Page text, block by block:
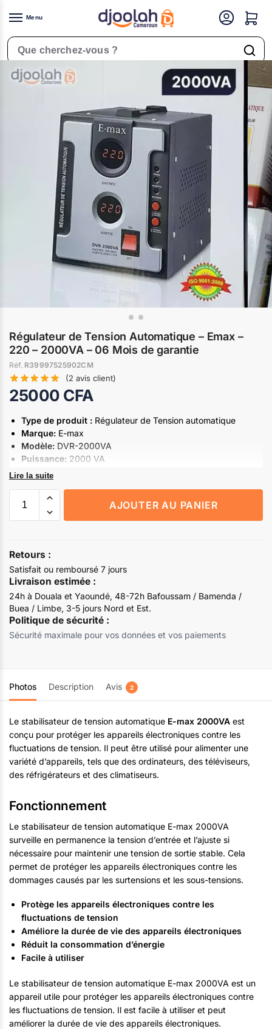
Menu
Rechercher un produit
Accueil Électronique / Electricité Régulateur de Tension Automatique – Emax – 220 – 2000VA – 06 Mois de garantie
Régulateur de Tension Automatique – Emax –
220 – 2000VA – 06 Mois de garantie
Réf. R39997525902CM
(2 avis client)
25000 CFA
Type de produit : Régulateur de Tension automatique
Marque: E-max
Modèle: DVR-2000VA
Puissance: 2000 VA
Tension d’entrée:
Garantie:
Lire la suite
AJOUTER AU PANIER
Retours :
Satisfait ou remboursé 7 jours
Livraison estimée :
24h à Douala et Yaoundé, 48-72h Bafoussam / Bamenda /
Buea / Limbe, 3-5 jours Nord et Est.
Politique de sécurité :
Sécurité maximale pour vos données et vos paiements
Photos Description Avis 2
Le stabilisateur de tension automatique E-max 2000VA est
conçu pour protéger les appareils électroniques contre les
fluctuations de tension. Il peut être utilisé pour alimenter une
variété d’appareils, tels que des ordinateurs, des téléviseurs,
des réfrigérateurs et des climatiseurs.
Fonctionnement
Le stabilisateur de tension automatique E-max 2000VA
surveille en permanence la tension d’entrée et l’ajuste si
nécessaire pour maintenir une tension de sortie stable. Cela
permet de protéger les appareils électroniques contre les
dommages causés par les surtensions et les sous-tensions.
Protège les appareils électroniques contre les
fluctuations de tension
Améliore la durée de vie des appareils électroniques
Réduit la consommation d’énergie
Facile à utiliser
Le stabilisateur de tension automatique E-max 2000VA est un
appareil utile pour protéger les appareils électroniques contre
les fluctuations de tension. Il est facile à utiliser et peut
améliorer la durée de vie des appareils électroniques.